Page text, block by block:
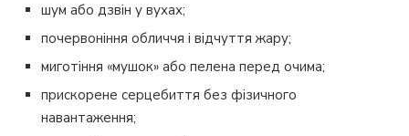
шум або дзвін у вухах;
почервоніння обличчя і відчуття жару;
миготіння «мушок» або пелена перед очима;
прискорене серцебиття без фізичного
навантаження;